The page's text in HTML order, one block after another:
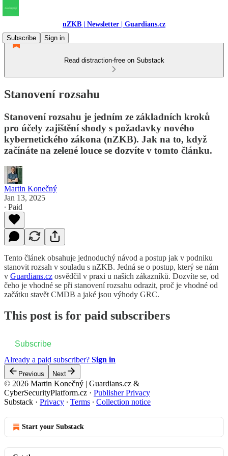
nZKB | Newsletter | Guardians.cz
Subscribe
Sign in
Read distraction-free on Substack
Stanovení rozsahu
Stanovení rozsahu je jedním ze základních kroků
pro účely zajištění shody s požadavky nového
kybernetického zákona (nZKB). Jak na to, když
začínáte na zelené louce se dozvíte v tomto článku.
Martin Konečný
Jan 13, 2025
∙ Paid
Tento článek obsahuje jednoduchý návod a postup jak v podniku
stanovit rozsah v souladu s nZKB. Jedná se o postup, který se nám
v Guardians.cz osvědčil v praxi u našich zákazníků. Dozvíte se, od
čeho je vhodné se při stanovení rozsahu odrazit, proč je vhodné od
začátku stavět CMDB a jaké jsou výhody GRC.
This post is for paid subscribers
Subscribe
Already a paid subscriber? Sign in
Previous Next
© 2026 Martin Konečný | Guardians.cz &
CyberSecurityPlatform.cz · Publisher Privacy
Substack · Privacy ∙ Terms ∙ Collection notice
Start your Substack